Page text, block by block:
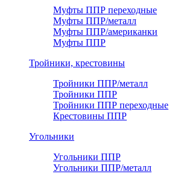
Муфты ППР переходные
Муфты ППР/металл
Муфты ППР/американки
Муфты ППР
Тройники, крестовины
Тройники ППР/металл
Тройники ППР
Тройники ППР переходные
Крестовины ППР
Угольники
Угольники ППР
Угольники ППР/металл